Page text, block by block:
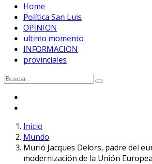
Home
Política San Luis
OPINION
ultimo momento
INFORMACION
provinciales
Inicio
Mundo
Murió Jacques Delors, padre del
modernización de la Unión Europea